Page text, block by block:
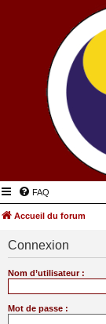
FAQ
Accueil du forum
Connexion
Nom d’utilisateur :
Mot de passe :